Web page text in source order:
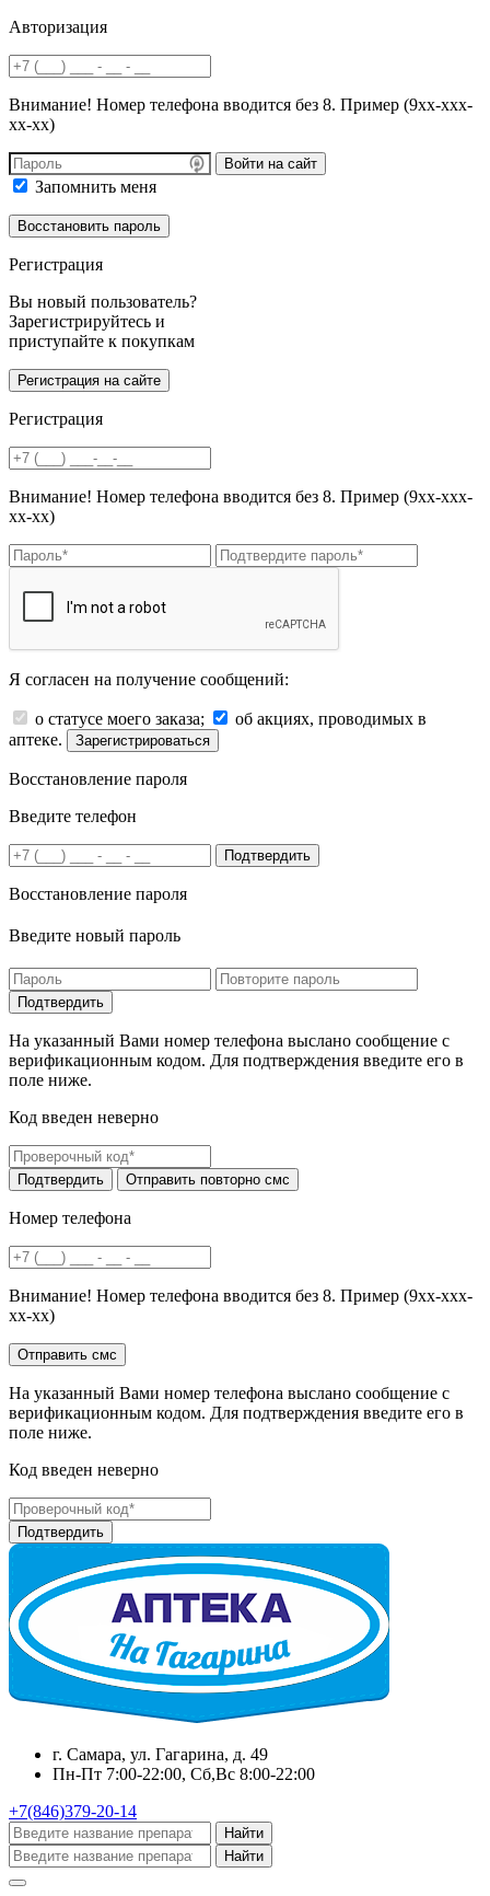
Авторизация
Внимание! Номер телефона вводится без 8. Пример (9хх-ххх-
хх-хх)
Войти на сайт
Запомнить меня
Регистрация
Вы новый пользователь?
Зарегистрируйтесь и
приступайте к покупкам
Регистрация
Внимание! Номер телефона вводится без 8. Пример (9хх-ххх-
хх-хх)
Я согласен на получение сообщений:
о статусе моего заказа;
об акциях, проводимых в
аптеке.
Зарегистрироваться
Восстановление пароля
Введите телефон
Подтвердить
Восстановление пароля
Введите новый пароль
На указанный Вами номер телефона выслано сообщение с
верификационным кодом. Для подтверждения введите его в
поле ниже.
Код введен неверно
Номер телефона
Внимание! Номер телефона вводится без 8. Пример (9хх-ххх-
хх-хх)
На указанный Вами номер телефона выслано сообщение с
верификационным кодом. Для подтверждения введите его в
поле ниже.
Код введен неверно
г. Самара, ул. Гагарина, д. 49
Пн-Пт 7:00-22:00, Сб,Вс 8:00-22:00
+7(846)379-20-14
Найти
Найти